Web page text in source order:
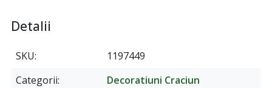
Detalii
SKU
1197449
Categorii
Decoratiuni Craciun